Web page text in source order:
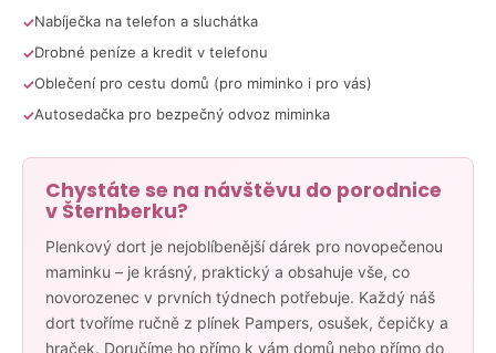
Nabíječka na telefon a sluchátka
Drobné peníze a kredit v telefonu
Oblečení pro cestu domů (pro miminko i pro vás)
Autosedačka pro bezpečný odvoz miminka
Chystáte se na návštěvu do porodnice
v Šternberku?
Plenkový dort je nejoblíbenější dárek pro novopečenou
maminku – je krásný, praktický a obsahuje vše, co
novorozenec v prvních týdnech potřebuje. Každý náš
dort tvoříme ručně z plínek Pampers, osušek, čepičky a
hraček. Doručíme ho přímo k vám domů nebo přímo do
PLENKOVÁ
KYTIČKA
PRO
KLUKY
Kč